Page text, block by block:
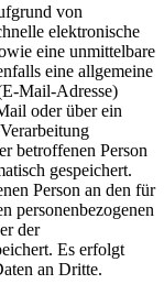
von
elektronische
eine unmittelbare
eine allgemeine
Mail-Adresse)
oder über ein
betroffenen Person
gespeichert.
Person an den für
personenbezogenen
der
Es erfolgt
an Dritte.